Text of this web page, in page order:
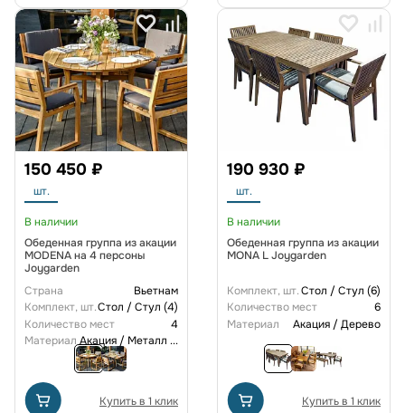
150 450 ₽
шт.
В наличии
Обеденная группа из акации
MODENA на 4 персоны
Joygarden
Страна
Вьетнам
Комплект, шт.Стол / Стул (4)
Количество мест
4
Материал Акация / Металл ...
Купить в 1 клик
190 930 ₽
шт.
В наличии
Обеденная группа из акации
MONA L Joygarden
Комплект, шт.Стол / Стул (6)
Количество мест
6
Материал
Акация / Дерево
Купить в 1 клик